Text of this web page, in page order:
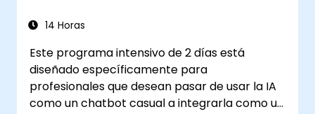
14 Horas
Este programa intensivo de 2 días está
diseñado específicamente para
profesionales que desean pasar de usar la IA
como un chatbot casual a integrarla como un